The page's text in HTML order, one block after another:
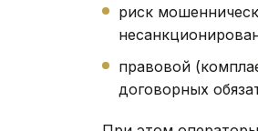
риск
правовой
договорных